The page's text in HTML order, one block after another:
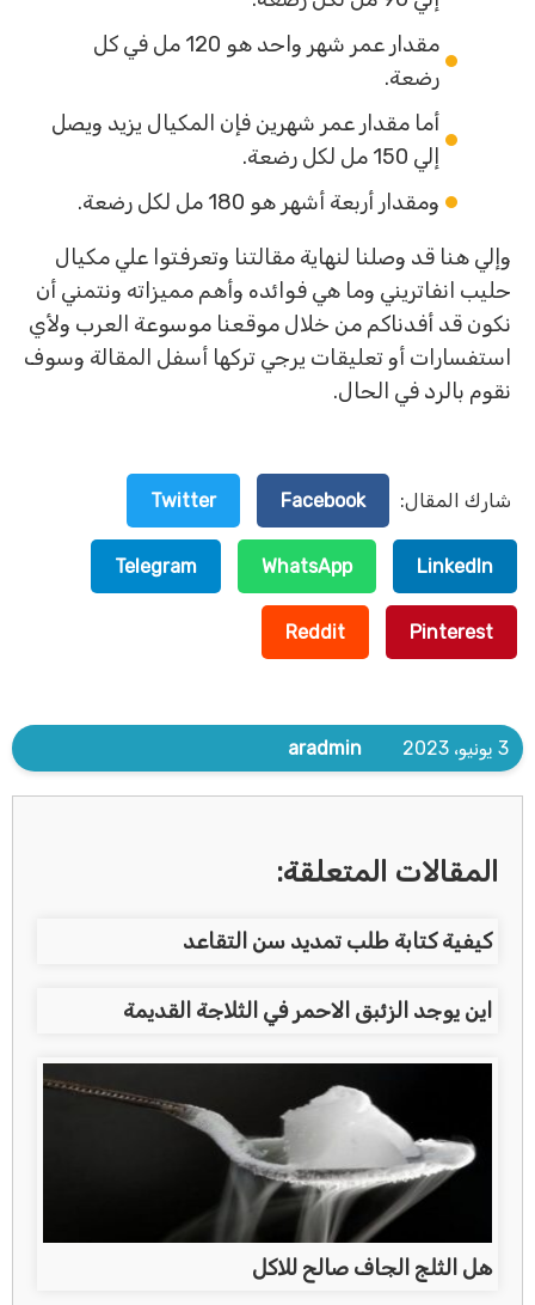
مقدار عمر شهر واحد هو 120 مل في كل
رضعة.
أما مقدار عمر شهرين فإن المكيال يزيد ويصل
إلي 150 مل لكل رضعة.
ومقدار أربعة أشهر هو 180 مل لكل رضعة.
وإلي هنا قد وصلنا لنهاية مقالتنا وتعرفتوا علي مكيال
حليب انفاتريني وما هي فوائده وأهم مميزاته ونتمني أن
نكون قد أفدناكم من خلال موقعنا موسوعة العرب ولأي
استفسارات أو تعليقات يرجي تركها أسفل المقالة وسوف
نقوم بالرد في الحال.
شارك المقال: Facebook
Twitter
LinkedIn
WhatsApp
Telegram
Pinterest
Reddit
3 يونيو، 2023 aradmin
المقالات المتعلقة:
كيفية كتابة طلب تمديد سن التقاعد
اين يوجد الزئبق الاحمر في الثلاجة القديمة
هل الثلج الجاف صالح للاكل